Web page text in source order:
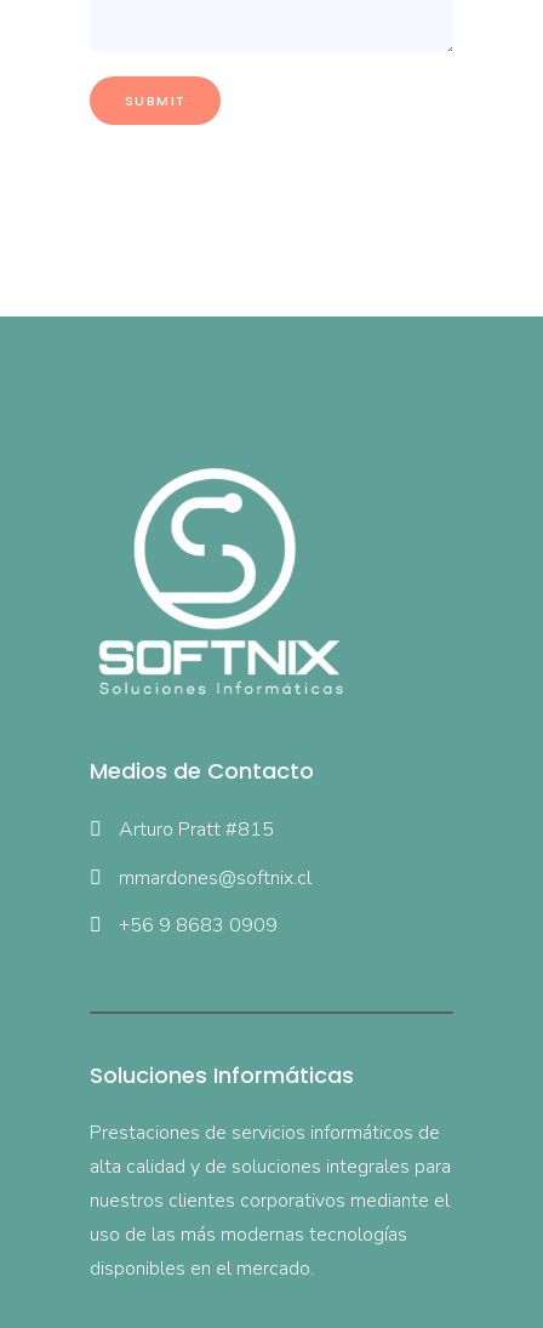
Medios de Contacto
Arturo Pratt #815
mmardones@softnix.cl
+56 9 8683 0909
Soluciones Informáticas
Prestaciones de servicios informáticos de
alta calidad y de soluciones integrales para
nuestros clientes corporativos mediante el
uso de las más modernas tecnologías
disponibles en el mercado.